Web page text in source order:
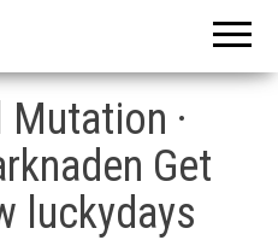
·
Get
luckydays